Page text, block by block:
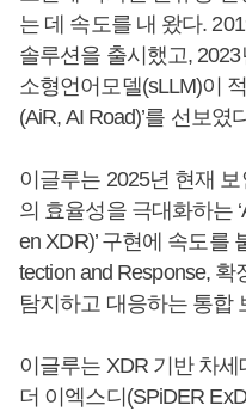
는 데 속도를 내 왔다.
솔루션을 출시했고,
소형언어모델(sLLM)이
(AiR, AI Road)’를 선보였
이글루는 2025년 현재
의 효율성을 극대화하는
en XDR)’ 구현에 속도를
tection and Response,
탐지하고 대응하는 통합
이글루는 XDR 기반 차
더 이엑스디(SPiDER